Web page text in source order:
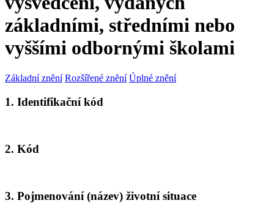
základními, středními nebo
vyššími odbornými školami
Základní znění Rozšířené znění Úplné znění
1. Identifikační kód
2. Kód
3. Pojmenování (název) životní situace